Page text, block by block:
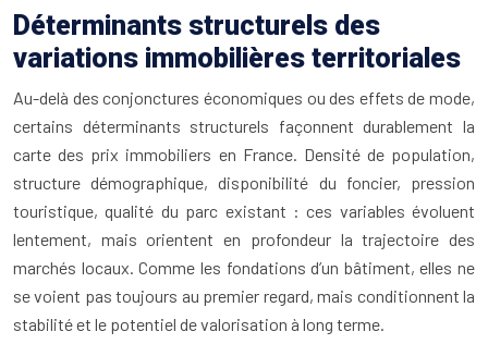
Déterminants structurels des
variations immobilières territoriales
Au-delà des conjonctures économiques ou des effets de mode,
certains déterminants structurels façonnent durablement la
carte des prix immobiliers en France. Densité de population,
structure démographique, disponibilité du foncier, pression
touristique, qualité du parc existant : ces variables évoluent
lentement, mais orientent en profondeur la trajectoire des
marchés locaux. Comme les fondations d’un bâtiment, elles ne
se voient pas toujours au premier regard, mais conditionnent la
stabilité et le potentiel de valorisation à long terme.